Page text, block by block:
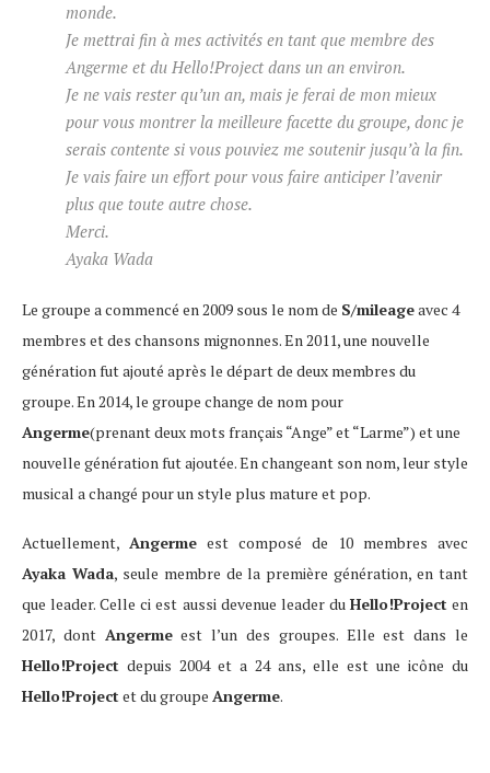
monde.
Je mettrai fin à mes activités en tant que membre des
Angerme et du Hello!Project dans un an environ.
Je ne vais rester qu’un an, mais je ferai de mon mieux
pour vous montrer la meilleure facette du groupe, donc je
serais contente si vous pouviez me soutenir jusqu’à la fin.
Je vais faire un effort pour vous faire anticiper l’avenir
plus que toute autre chose.
Merci.
Ayaka Wada
Le groupe a commencé en 2009 sous le nom de S/mileageavec 4
membres et des chansons mignonnes. En 2011, une nouvelle
génération fut ajouté après le départ de deux membres du
groupe. En 2014, le groupe change de nom pour
Angerme(prenant deux mots français “Ange” et “Larme”) et une
nouvelle génération fut ajoutée. En changeant son nom, leur style
musical a changé pour un style plus mature et pop.
Actuellement, Angerme est composé de 10 membres avec
Ayaka Wada, seule membre de la première génération, en tant
que leader. Celle ci est aussi devenue leader du Hello!Project en
2017, dont Angermeest l’un des groupes. Elle est dans le
Hello!Project depuis 2004 et a 24 ans, elle est une icône du
Hello!Project et du groupe Angerme.